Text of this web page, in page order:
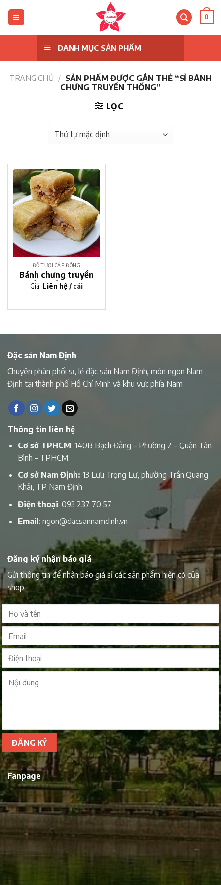
0
DANH MỤC SẢN PHẨM
TRANG CHỦ / SẢN PHẨM ĐƯỢC GẮN THẺ “SỈ BÁNH
CHƯNG TRUYỀN THỐNG”
LỌC
ĐỒ TƯƠI CẤP ĐÔNG
Bánh chưng truyền
thống nếp cái hoa
Giá: Liên hệ/ cái
Đặc sản Nam Định
Chuyên phân phối sỉ, lẻ đặc sản Nam Định, món ngon Nam
Định tại thành phố Hồ Chí Minh và khu vực phía Nam
Thông tin liên hệ
Cơ sở TPHCM: 140B Bạch Đằng – Phường 2 – Quận Tân
Bình – TPHCM.
Cơ sở Nam Định: 13 Lưu Trọng Lư, phường Trần Quang
Khải, TP Nam Định
Điện thoại: 093 237 70 57
Email : ngon@dacsannamdinh.vn
Đăng ký nhận báo giá
Gửi thông tin để nhận báo giá sỉ các sản phẩm hiện có của
shop.
Fanpage